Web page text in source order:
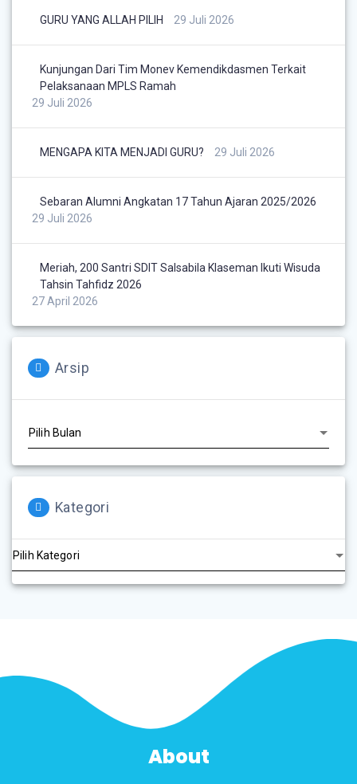
GURU YANG ALLAH PILIH 29 Juli 2026
Kunjungan Dari Tim Monev Kemendikdasmen Terkait
Pelaksanaan MPLS Ramah
29 Juli 2026
MENGAPA KITA MENJADI GURU? 29 Juli 2026
Sebaran Alumni Angkatan 17 Tahun Ajaran 2025/2026
29 Juli 2026
Meriah, 200 Santri SDIT Salsabila Klaseman Ikuti Wisuda
Tahsin Tahfidz 2026
27 April 2026
Arsip
Kategori
About